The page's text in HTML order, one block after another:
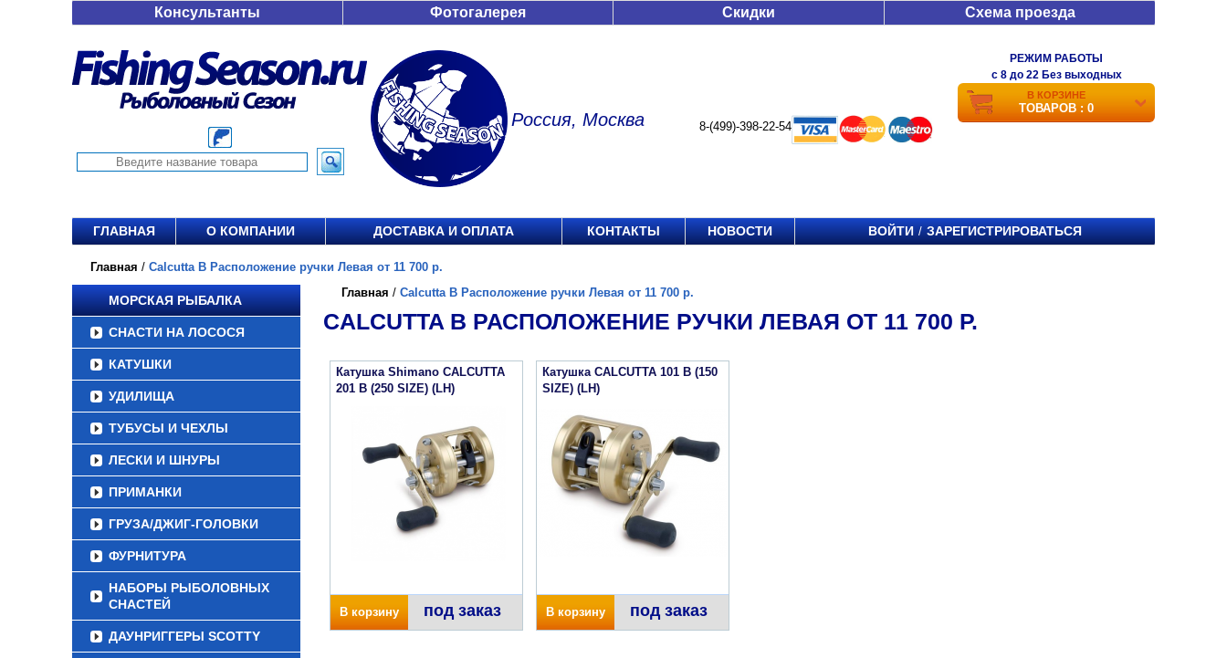
Консультанты Фотогалерея Скидки Схема проезда
Россия, Москва 8-(499)-398-22-54
РЕЖИМ РАБОТЫ
c 8 до 22 Без выходных
В КОРЗИНЕ
ТОВАРОВ : 0
ГЛАВНАЯ О КОМПАНИИ ДОСТАВКА И ОПЛАТА КОНТАКТЫ НОВОСТИ ВОЙТИ / ЗАРЕГИСТРИРОВАТЬСЯ
Главная / Calcutta B Расположение ручки Левая от 11 700 р.
МОРСКАЯ РЫБАЛКА
СНАСТИ НА ЛОСОСЯ
КАТУШКИ
УДИЛИЩА
ТУБУСЫ И ЧЕХЛЫ
ЛЕСКИ И ШНУРЫ
ПРИМАНКИ
ГРУЗА/ДЖИГ-ГОЛОВКИ
ФУРНИТУРА
НАБОРЫ РЫБОЛОВНЫХ
СНАСТЕЙ
ДАУНРИГГЕРЫ SCOTTY
Главная / Calcutta B Расположение ручки Левая от 11 700 р.
CALCUTTA B РАСПОЛОЖЕНИЕ РУЧКИ ЛЕВАЯ ОТ 11 700 Р.
Катушка Shimano CALCUTTA
201 B (250 SIZE) (LH)
В корзину под заказ
Катушка CALCUTTA 101 B (150
SIZE) (LH)
В корзину под заказ